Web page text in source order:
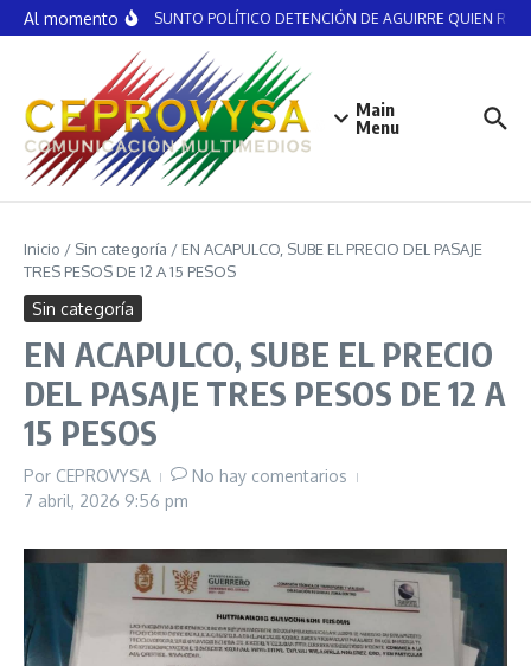
Saltar al contenido
Al momentoNO ES ASUNTO POLÍTICO DETENCIÓN DE AGUIRRE QUIEN
Main
Menu
Inicio / Sin categoría / EN ACAPULCO, SUBE EL PRECIO DEL PASAJE
TRES PESOS DE 12 A 15 PESOS
Sin categoría
EN ACAPULCO, SUBE EL PRECIO
DEL PASAJE TRES PESOS DE 12 A
15 PESOS
Por CEPROVYSA
No hay comentarios
7 abril, 2026 9:56 pm